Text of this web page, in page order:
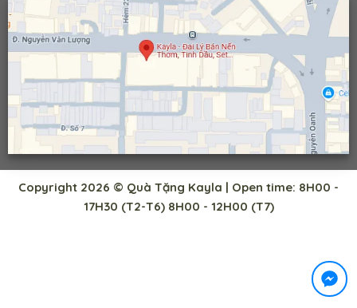
Copyright 2026 © Quà Tặng Kayla | Open time: 8H00 -
17H30 (T2-T6) 8H00 - 12H00 (T7)